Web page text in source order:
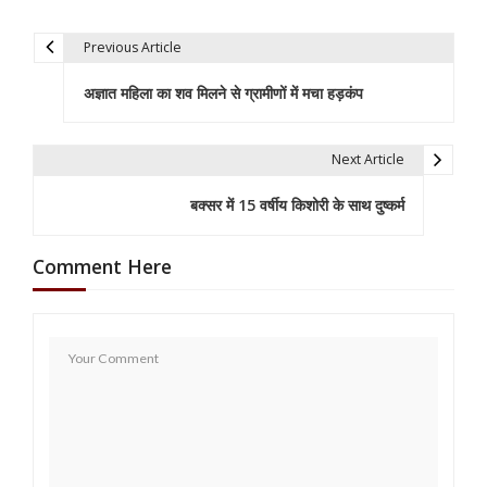
a
v
Previous Article
अज्ञात महिला का शव मिलने से ग्रामीणों में मचा हड़कंप
Next Article
बक्सर में 15 वर्षीय किशोरी के साथ दुष्कर्म
Comment Here